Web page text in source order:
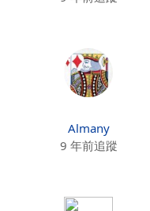
Almany
9 年前追蹤